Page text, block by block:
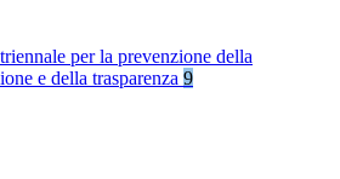
per la prevenzione della
e della trasparenza 9